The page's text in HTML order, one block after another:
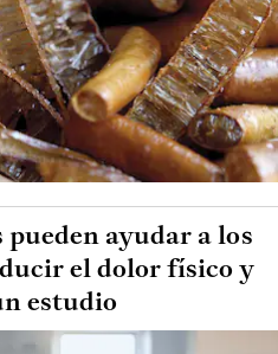
ayudar a los
el dolor físico y
estudio